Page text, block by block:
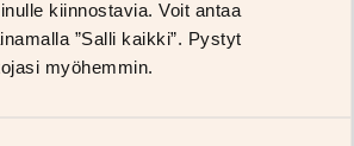
kiinnostavia. Voit antaa
”Salli kaikki”. Pystyt
myöhemmin.
lukijoille, jotka haluavat
elämää ympärillään ja omaa
sitä.